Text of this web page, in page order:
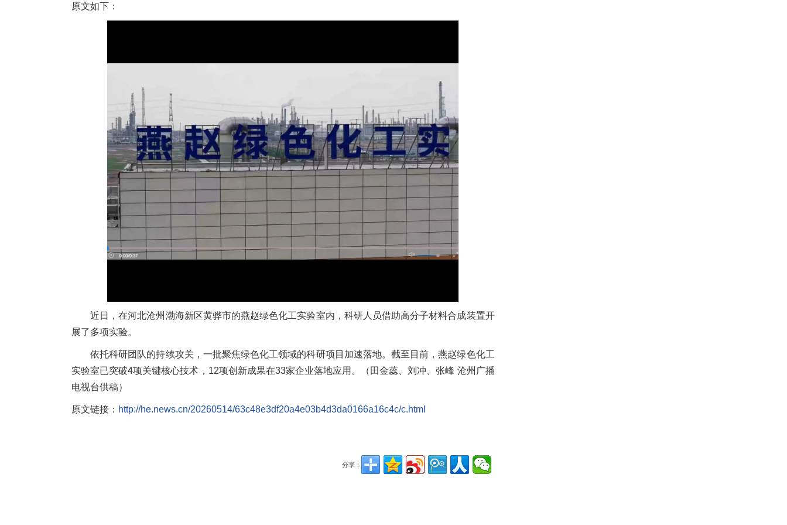
原文如下：
Play
Video
近日，在河北沧州渤海新区黄骅市的燕赵绿色化工实验室内，科研人员借助高分子材料合成装置开
展了多项实验。
依托科研团队的持续攻关，一批聚焦绿色化工领域的科研项目加速落地。截至目前，燕赵绿色化工
实验室已突破4项关键核心技术，12项创新成果在33家企业落地应用。（田金蕊、刘冲、张峰 沧州广播
电视台供稿）
原文链接： http://he.news.cn/20260514/63c48e3df20a4e03b4d3da0166a16c4c/c.html
分享：